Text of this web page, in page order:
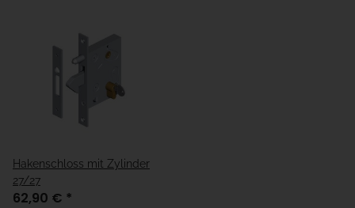
Hakenschloss mit Zylinder
27/27
62,90 € *